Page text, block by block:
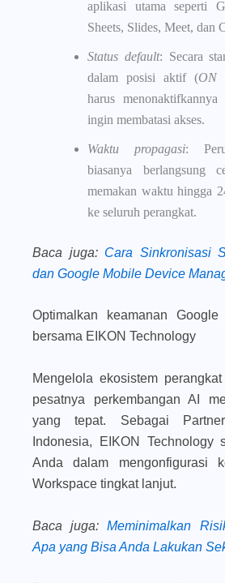
aplikasi utama seperti
Sheets, Slides, Meet, dan
Status default: Secara
dalam posisi aktif (ON
harus
ingin membatasi akses.
Waktu propagasi:
biasanya berlangsung
memakan waktu hingga
ke seluruh perangkat.
Baca juga: Cara Sinkronisasi
dan Google Mobile Device
Optimalkan keamanan
bersama EIKON Technology
Mengelola ekosistem
pesatnya perkembangan AI
yang tepat. Sebagai
Indonesia, EIKON Technology
Anda dalam mengonfigurasi
Workspace tingkat lanjut.
Baca juga:
Meminimalkan
Apa yang Bisa Anda Lakukan